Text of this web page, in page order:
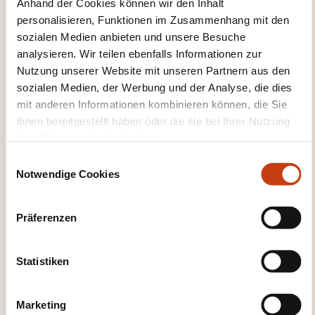
Anhand der Cookies können wir den Inhalt
personalisieren, Funktionen im Zusammenhang mit den
sozialen Medien anbieten und unsere Besuche
analysieren. Wir teilen ebenfalls Informationen zur
Nutzung unserer Website mit unseren Partnern aus den
sozialen Medien, der Werbung und der Analyse, die dies
mit anderen Informationen kombinieren können, die Sie
ihnen bereitgestellt haben oder die sie bei Ihrer Nutzung
Notwendige Cookies
Präferenzen
Statistiken
Marketing
Luxembourg Lifelong Learning Centre
de la Chambre des salariés
DIESE WEITERBILDUNGEN
KÖNNTEN SIE INTERESSIEREN
EN
Basic guide to exporting-